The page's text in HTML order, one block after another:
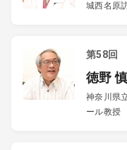
城西名原
第58回
徳野
神奈川県
ール教授